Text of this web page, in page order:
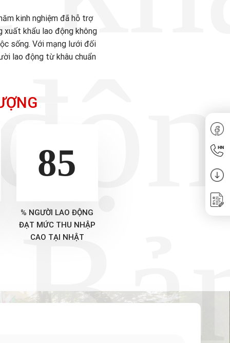
kinh nghiệm đã hỗ trợ
xuất khẩu lao động không
sống. Với mạng lưới đối
lao động từ khâu chuẩn
85
% NGƯỜI LAO ĐỘNG
ĐẠT MỨC THU NHẬP
CAO TẠI NHẬT